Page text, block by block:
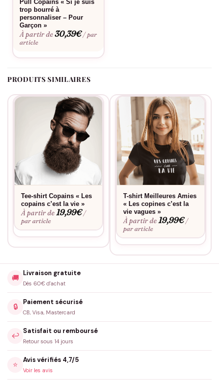
Pull Copains « Si je suis
trop bourré à
personnaliser – Pour
Garçon »
À partir de30,39€ / par
article
PRODUITS SIMILAIRES
Tee-shirt Copains « Les
copains c’est la vie »
À partir de19,99€ /
par article
T-shirt Meilleures Amies
« Les copines c’est la
vie vagues »
À partir de19,99€ /
par article
🚚
Livraison gratuite
Dès 60€ d'achat
🔒
Paiement sécurisé
CB, Visa, Mastercard
↩️
Satisfait ou remboursé
Retour sous 14 jours
⭐
Avis vérifiés 4,7/5
Voir les avis